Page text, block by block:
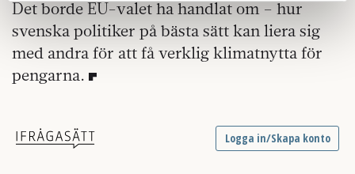
Dessa kan i sin tur kombinera informationen med annan
information som du har tillhandahållit eller som de har
samlat in när du har använt deras tjänster.
Om du vill läsa mer om hur vi hanterar personuppgifter
kan du göra det
Det borde EU-valet ha handlat om – hur
svenska politiker på bästa sätt kan liera sig
med andra för att få verklig klimatnytta för
pengarna.